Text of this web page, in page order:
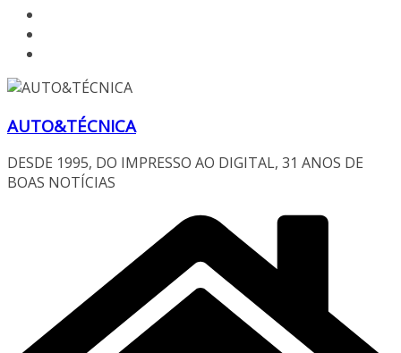
AUTO&TÉCNICA
DESDE 1995, DO IMPRESSO AO DIGITAL, 31 ANOS DE
BOAS NOTÍCIAS